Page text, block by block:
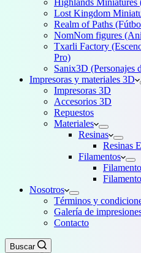
Highlands Miniatures
Lost Kingdom
Realm of Paths
NomNom figures
Txarli Factory
Pro)
Sanix3D (Personajes
Impresoras y materiales 3D
Impresoras 3D
Accesorios 3D
Repuestos
Materiales
Resinas
Resinas
Filamentos
Nosotros
Términos y
Galería de
Contacto
Buscar